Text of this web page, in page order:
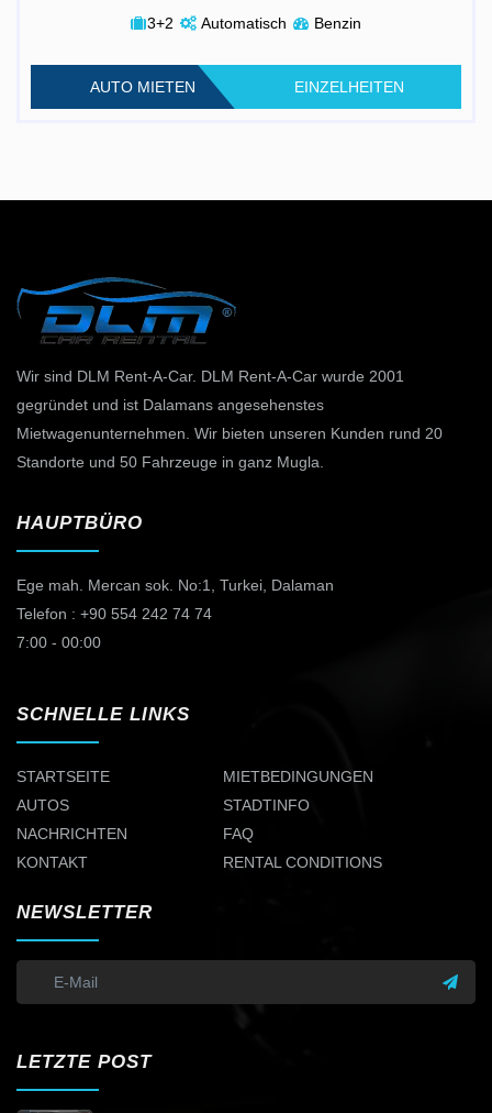
3+2 Automatisch Benzin
AUTO MIETEN EINZELHEITEN
Wir sind DLM Rent-A-Car. DLM Rent-A-Car wurde 2001
gegründet und ist Dalamans angesehenstes
Mietwagenunternehmen. Wir bieten unseren Kunden rund 20
Standorte und 50 Fahrzeuge in ganz Mugla.
HAUPTBÜRO
Ege mah. Mercan sok. No:1, Turkei, Dalaman
Telefon : +90 554 242 74 74
7:00 - 00:00
SCHNELLE LINKS
STARTSEITE
AUTOS
NACHRICHTEN
KONTAKT
MIETBEDINGUNGEN
STADTINFO
FAQ
RENTAL CONDITIONS
NEWSLETTER
LETZTE POST